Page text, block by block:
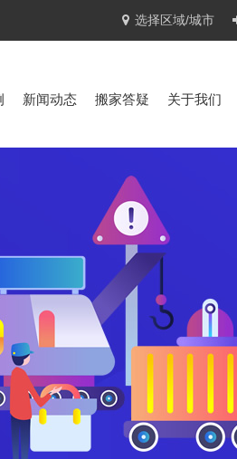
选择区域/城市
新闻动态 搬家答疑 关于我们